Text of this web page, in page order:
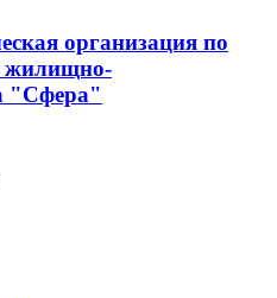
организация по
жилищно-
"Сфера"